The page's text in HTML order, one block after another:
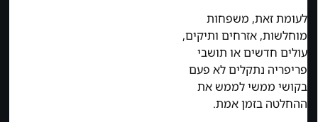
לעומת זאת, משפחות
מוחלשות, אזרחים ותיקים,
עולים חדשים או תושבי
פריפריה נתקלים לא פעם
בקושי ממשי לממש את
ההחלטה בזמן אמת.